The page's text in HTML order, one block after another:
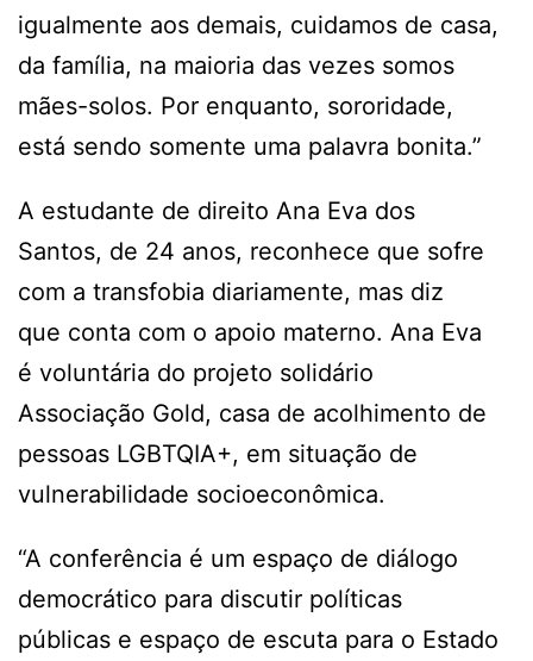
igualmente aos demais, cuidamos de casa,
da família, na maioria das vezes somos
mães-solos. Por enquanto, sororidade,
está sendo somente uma palavra bonita.”
A estudante de direito Ana Eva dos
Santos, de 24 anos, reconhece que sofre
com a transfobia diariamente, mas diz
que conta com o apoio materno. Ana Eva
é voluntária do projeto solidário
Associação Gold, casa de acolhimento de
pessoas LGBTQIA+, em situação de
vulnerabilidade socioeconômica.
“A conferência é um espaço de diálogo
democrático para discutir políticas
públicas e espaço de escuta para o Estado